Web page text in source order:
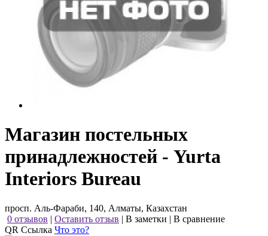
Магазин постельных
принадлежностей - Yurta
Interiors Bureau
просп. Аль-Фараби, 140, Алматы, Казахстан
0 отзывов | Оставить отзыв | В заметки | В сравнение
QR Ссылка Что это?